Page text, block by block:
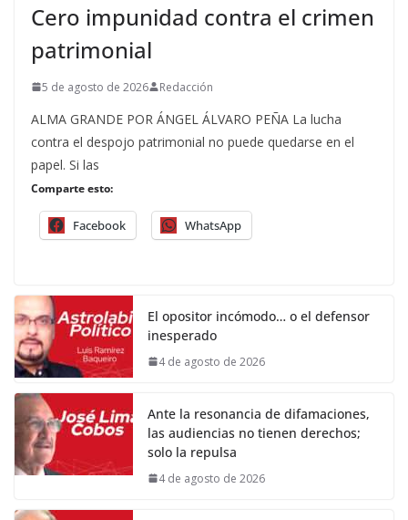
Cero impunidad contra el crimen
patrimonial
5 de agosto de 2026 Redacción
ALMA GRANDE POR ÁNGEL ÁLVARO PEÑA La lucha
contra el despojo patrimonial no puede quedarse en el
papel. Si las
Comparte esto:
Facebook WhatsApp
El opositor incómodo… o el defensor
inesperado
4 de agosto de 2026
Ante la resonancia de difamaciones,
las audiencias no tienen derechos;
solo la repulsa
4 de agosto de 2026